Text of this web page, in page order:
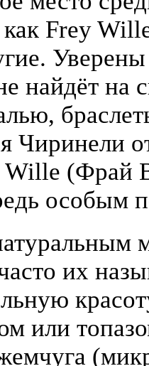
Frey
найдёт на
Чиринели
Wille (Фрай
особым
их
или